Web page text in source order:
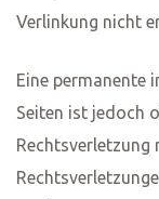
Verlinkung nicht
Eine permanente
Seiten ist jedoch
Rechtsverletzung